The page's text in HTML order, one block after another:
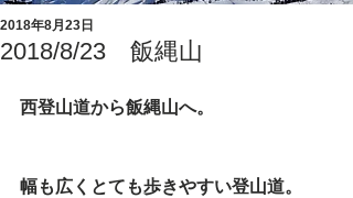
2018/8/23 飯縄山
2018年8月23日
西登山道から飯縄山へ。
幅も広くとても歩きやすい登山道。